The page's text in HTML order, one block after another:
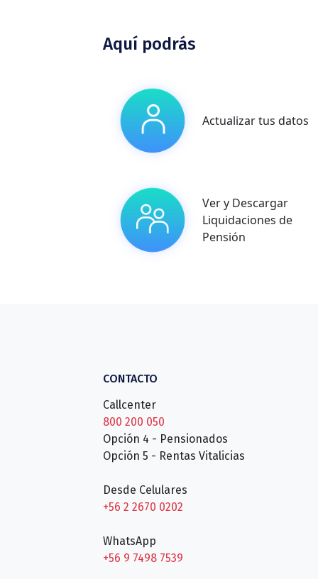
Aquí podrás
Actualizar tus datos
Ver y Descargar
Liquidaciones de
Pensión
CONTACTO
Callcenter
800 200 050
Opción 4 - Pensionados
Opción 5 - Rentas Vitalicias
Desde Celulares
+56 2 2670 0202
WhatsApp
+56 9 7498 7539